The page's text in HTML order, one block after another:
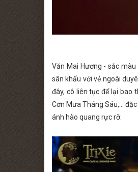
Văn Mai Hương - sắc
sân khấu với vẻ ngoài
đây, cô liên tục để lại bao
Cơn Mưa Tháng Sáu,...
ánh hào quang rực rỡ.